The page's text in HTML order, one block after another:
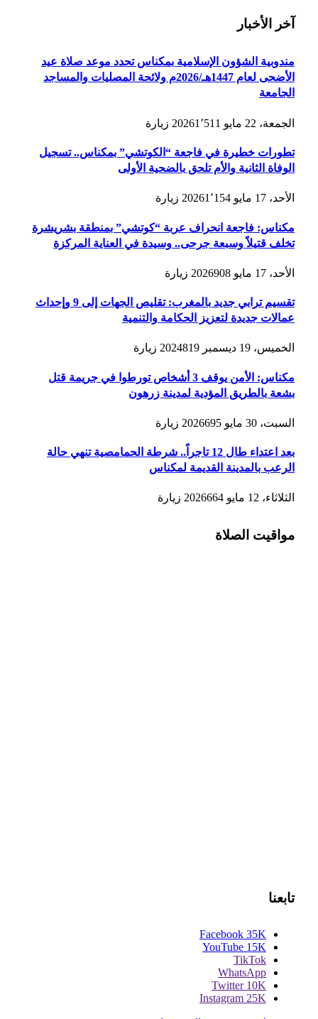
آخر الأخبار
مندوبية الشؤون الإسلامية بمكناس تحدد موعد صلاة عيد
الأضحى لعام 1447هـ/2026م ولائحة المصليات والمساجد
الجامعة
الجمعة، 22 مايو 2026 1٬511 زيارة
تطورات خطيرة في فاجعة “الكوتشي” بمكناس.. تسجيل
الوفاة الثانية والأم تلحق بالضحية الأولى
الأحد، 17 مايو 2026 1٬154 زيارة
مكناس: فاجعة انحراف عربة “كوتشي” بمنطقة بشريشرة
تخلف قتيلاً وسبعة جرحى.. وسيدة في العناية المركزة
الأحد، 17 مايو 2026 908 زيارة
تقسيم ترابي جديد بالمغرب: تقليص الجهات إلى 9 وإحداث
عمالات جديدة لتعزيز الحكامة والتنمية
الخميس، 19 ديسمبر 2024 819 زيارة
مكناس: الأمن يوقف 3 أشخاص تورطوا في جريمة قتل
بشعة بالطريق المؤدية لمدينة زرهون
السبت، 30 مايو 2026 695 زيارة
بعد اعتداء طال 12 تاجراً.. شرطة الحمامصية تنهي حالة
الرعب بالمدينة القديمة لمكناس
الثلاثاء، 12 مايو 2026 664 زيارة
مواقيت الصلاة
تابعنا
Facebook 35K
YouTube 15K
TikTok
WhatsApp
Twitter 10K
Instagram 25K